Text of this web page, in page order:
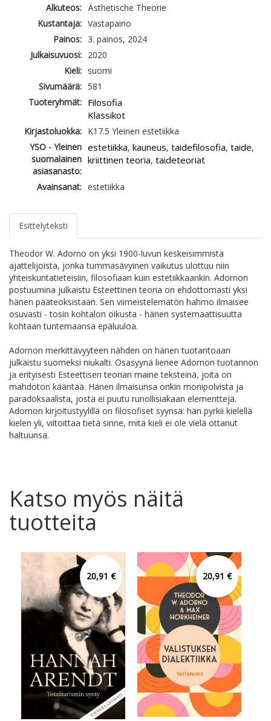
Alkuteos: Ästhetische Theorie
Kustantaja: Vastapaino
Painos: 3. painos, 2024
Julkaisuvuosi: 2020
Kieli: suomi
Sivumäärä: 581
Tuoteryhmät: Filosofia
Klassikot
Kirjastoluokka: K17.5 Yleinen estetiikka
YSO - Yleinen
suomalainen
asiasanasto:
estetiikka, kauneus, taidefilosofia, taide,
kriittinen teoria, taideteoriat
Avainsanat: estetiikka
Esittelyteksti
Theodor W. Adorno on yksi 1900-luvun keskeisimmistä
ajattelijoista, jonka tummasävyinen vaikutus ulottuu niin
yhteiskuntatieteisiin, filosofiaan kuin estetiikkaankin. Adornon
postuumina julkaistu Esteettinen teoria on ehdottomasti yksi
hänen pääteoksistaan. Sen viimeistelemätön hahmo ilmaisee
osuvasti - tosin kohtalon oikusta - hänen systemaattisuutta
kohtaan tuntemaansa epäluuloa.
Adornon merkittävyyteen nähden on hänen tuotantoaan
julkaistu suomeksi niukalti. Osasyynä lienee Adornon tuotannon
ja erityisesti Esteettisen teorian maine teksteinä, joita on
mahdoton kääntää. Hänen ilmaisunsa onkin monipolvista ja
paradoksaalista, josta ei puutu runollisiakaan elementtejä.
Adornon kirjoitustyylillä on filosofiset syynsä: hän pyrkii kielellä
kielen yli, viitoittaa tietä sinne, mitä kieli ei ole vielä ottanut
haltuunsa.
Katso myös näitä
tuotteita
20,91 € 20,91 €